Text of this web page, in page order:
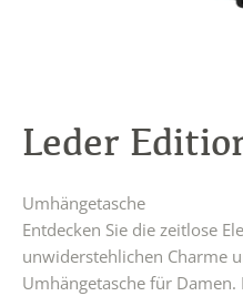
Leder
Umhängetasche
Entdecken Sie die zeitlose
unwiderstehlichen Charme
Umhängetasche für